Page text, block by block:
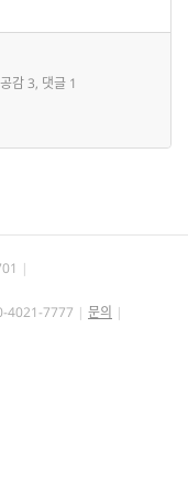
감 3, 댓글 1
4021-7777
문의